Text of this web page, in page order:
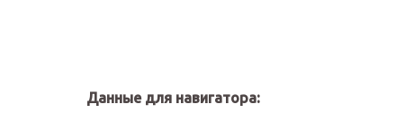
Данные для навигатора: